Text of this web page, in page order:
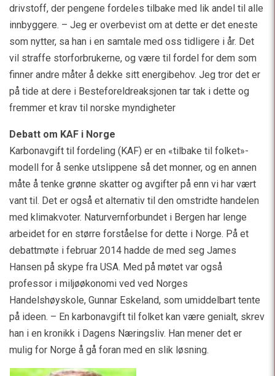
drivstoff, der pengene fordeles tilbake med lik andel til alle
innbyggere. – Jeg er overbevist om at dette er det eneste
som nytter, sa han i en samtale med oss tidligere i år. Det
vil straffe storforbrukerne, og være til fordel for dem som
finner andre måter å dekke sitt energibehov. Jeg tror det er
på tide at dere i Besteforeldreaksjonen tar tak i dette og
fremmer et krav til norske myndigheter
Debatt om KAF i Norge
Karbonavgift til fordeling (KAF) er en «tilbake til folket»-
modell for å senke utslippene så det monner, og en annen
måte å tenke grønne skatter og avgifter på enn vi har vært
vant til. Det er også et alternativ til den omstridte handelen
med klimakvoter. Naturvernforbundet i Bergen har lenge
arbeidet for en større forståelse for dette i Norge. På et
debattmøte i februar 2014 hadde de med seg James
Hansen på skype fra USA. Med på møtet var også
professor i miljøøkonomi ved ved Norges
Handelshøyskole, Gunnar Eskeland, som umiddelbart tente
på ideen. – En karbonavgift til folket kan være genialt, skrev
han i en kronikk i Dagens Næringsliv. Han mener det er
mulig for Norge å gå foran med en slik løsning.